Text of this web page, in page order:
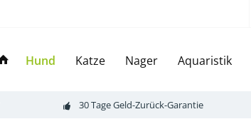
Hund Katze Nager Aquaristik
30 Tage Geld-Zurück-Garantie